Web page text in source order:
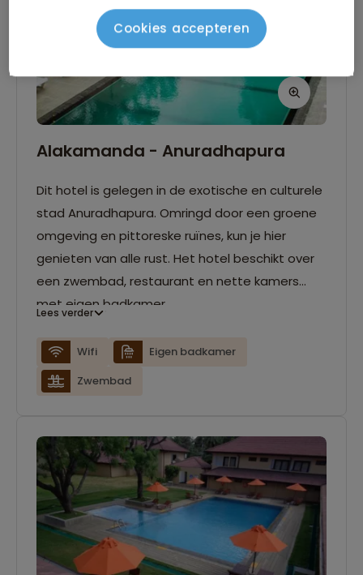
Alakamanda - Anuradhapura
Dit hotel is gelegen in de exotische en culturele
stad Anuradhapura. Omringd door een groene
omgeving en pittoreske ruïnes, kun je hier
genieten van alle rust. Het hotel beschikt over
een zwembad, restaurant en nette kamers
met eigen badkamer.
Lees verder
Wifi
Eigen badkamer
Zwembad
Cookies accepteren